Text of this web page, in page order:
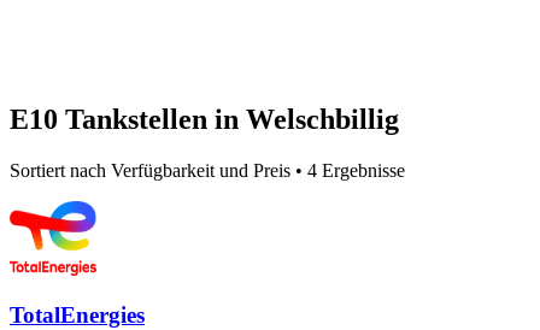
E10 Tankstellen in Welschbillig
Sortiert nach Verfügbarkeit und Preis • 4 Ergebnisse
TotalEnergies